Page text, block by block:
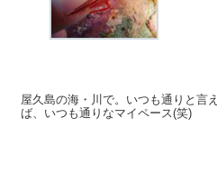
屋久島の海・川で。いつも通りと言え
ば、いつも通りなマイペース(笑)